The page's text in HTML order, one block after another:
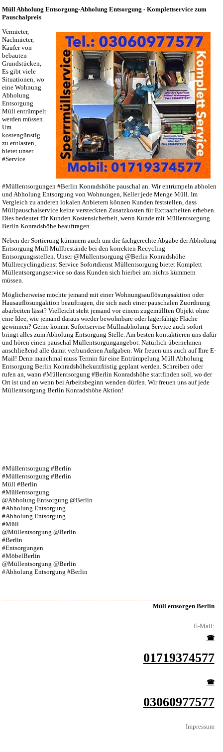
Müll Abholung Entsorgung-Abholung Entsorgung - Komplettservice zum
Pauschalpreis
Vermieter,
Nachmieter,
Käufer von
bebauten
Grundstücken,
Es gibt viele
Situationen, wo
eine Wohnung
Abholung
Entsorgung
Müll entrümpelt
werden müssen.
Um
kostengünstig
zu entlasten,
bietet unser
#Service
#Müllentsorgungen #Berlin Konradshöhe pauschal an. Wir entrümpeln abholen
und Abholung Entsorgung von Wohnungen, Keller jede Menge Müll. Im
Vergleich zu anderen lokalen Anbietern können Kunden feststellen, dass
Müllpauschalservice keine versteckten Zusatzkosten für Extraarbeiten erheben.
Dies bedeutet für Kunden Kostensicherheit, wenn Kunde mit Müllentsorgung
Berlin Konradshöhe beauftragen.
Neben der Sortierung kümmern auch um die fachgerechte Abgabe der Abholung
Entsorgung Müll Müllbestände bei den korrekten Recycling
Entsorgungsstellen. Unser @Müllentsorgung @Berlin Konradshöhe
Müllrecyclingdienst Service Sofortdienst Müllentsorgung bietet Komplett
Müllentsorgungservice so dass Kunden sich hierbei um nichts kümmern
müssen.
Möglicherweise möchte jemand mit einer Wohnungsauflösungsaktion oder
Hausauflösungaktion beauftragen, die sich nach einer pauschalen Zuordnung
abarbeiten lässt? Vielleicht steht jemand vor einem zugemüllten Objekt ohne
eine Idee, wie jemand daraus wieder bewohnbare oder lagerfähige Fläche
gewinnen? Gerne kommt Sofortservise Müllnabholung Service auch sofort
bringt alles zum Abholung Entsorgung Stelle. Am besten kontaktieren uns dafür
und hören einen pauschal Müllentsorgungangebot. Natürlich übernehmen
anschließend alle damit verbundenen Aufgaben. Wir freuen uns auch auf Ihre E-
Mail! Denn manchmal muss Termin für eine Entrümpelung Müll Abholung
Entsorgung Berlin Konradshöhekurzfristig geplant werden. Schreiben oder
rufen an, wann #Müllentsorgung #Berlin Konradshöhe stattfinden soll, wo der
Ort ist und an wenn bei Arbeitsbeginn wenden dürfen. Wir freuen uns auf jede
Müllentsorgung Berlin Konradshöhe Aktion!
#Müllentsorgung #Berlin
#Müllentsorgung #Berlin
Müll #Berlin
#Müllentsorgung
@Abholung Entsorgung @Berlin
#Abholung Entsorgung
#Abholung Entsorgung
#Müll
@Müllentsorgung @Berlin
#Berlin
#Entsorgungen
#MöbelBerlin
@Müllentsorgung @Berlin
#Abholung Entsorgung #Berlin
Müll entsorgen Berlin
E-Mail:
☎︎
01719374577
☎︎
03060977577
Impressum